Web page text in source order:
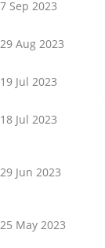
7 Sep 2023
29 Aug 2023
19 Jul 2023
18 Jul 2023
29 Jun 2023
25 May 2023